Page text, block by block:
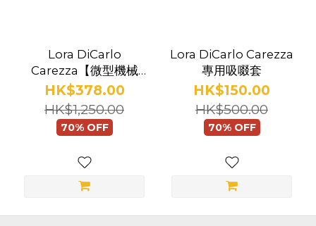
Lora DiCarlo
Carezza【微型機械
人】陰蒂拍打吸啜器
HK$378.00
HK$1,250.00
70% OFF
Lora DiCarlo Carezza
專用吸啜套
HK$150.00
HK$500.00
70% OFF